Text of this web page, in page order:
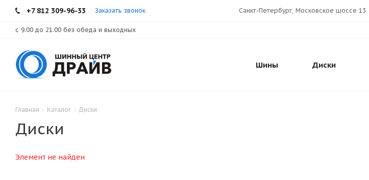
+7 812 309-96-33 Заказать звонок Санкт-Петербург, Московское шоссе 13
с 9.00 до 21.00 без обеда и выходных
Шины Диски
Главная - Каталог - Диски
Диски
Элемент не найден